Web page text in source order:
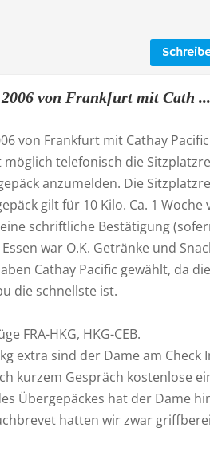
von Frankfurt mit Cath ...
von Frankfurt mit Cathay
möglich telefonisch die
anzumelden. Die
gilt für 10 Kilo. Ca. 1 Woche
schriftliche Bestätigung
war O.K. Getränke und
Cathay Pacific gewählt, da
die schnellste ist.
FRA-HKG, HKG-CEB.
extra sind der Dame am Check
kurzem Gespräch kostenlose
Übergepäckes hat der Dame
hatten wir zwar